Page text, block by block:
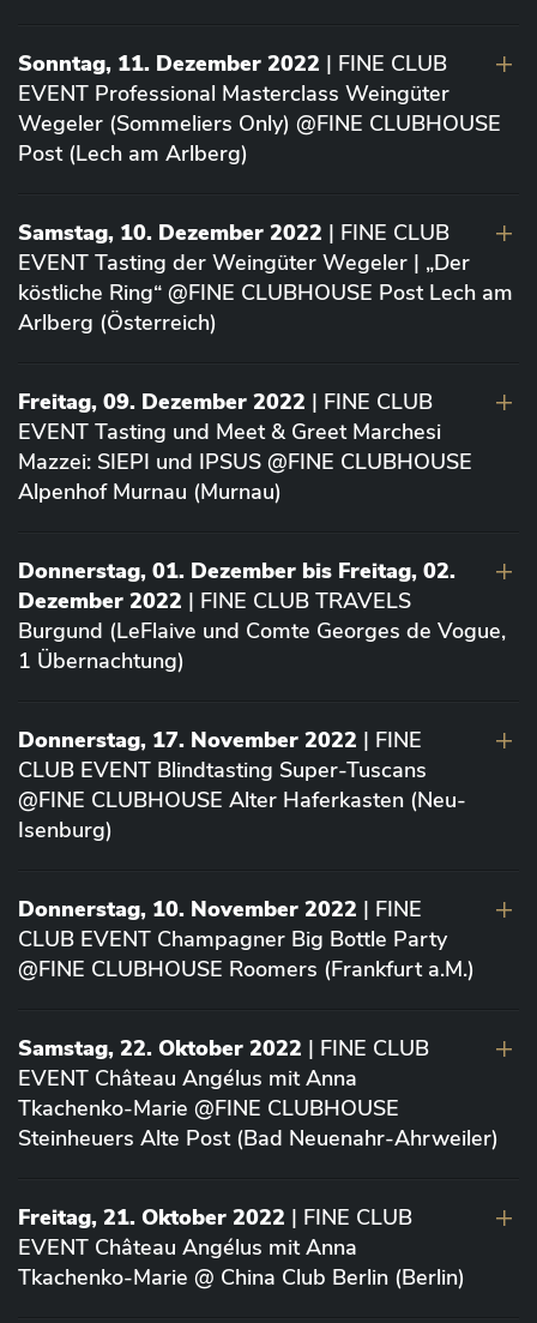
Sonntag, 11. Dezember 2022 | FINE CLUB
EVENT Professional Masterclass Weingüter
Wegeler (Sommeliers Only) @FINE CLUBHOUSE
Post (Lech am Arlberg)
Samstag, 10. Dezember 2022 | FINE CLUB
EVENT Tasting der Weingüter Wegeler | „Der
köstliche Ring“ @FINE CLUBHOUSE Post Lech am
Arlberg (Österreich)
Freitag, 09. Dezember 2022 | FINE CLUB
EVENT Tasting und Meet & Greet Marchesi
Mazzei: SIEPI und IPSUS @FINE CLUBHOUSE
Alpenhof Murnau (Murnau)
Donnerstag, 01. Dezember bis Freitag, 02.
Dezember 2022 | FINE CLUB TRAVELS
Burgund (LeFlaive und Comte Georges de Vogue,
1 Übernachtung)
Donnerstag, 17. November 2022 | FINE
CLUB EVENT Blindtasting Super-Tuscans
@FINE CLUBHOUSE Alter Haferkasten (Neu-
Isenburg)
Donnerstag, 10. November 2022 | FINE
CLUB EVENT Champagner Big Bottle Party
@FINE CLUBHOUSE Roomers (Frankfurt a.M.)
Samstag, 22. Oktober 2022 | FINE CLUB
EVENT Château Angélus mit Anna
Tkachenko-Marie @FINE CLUBHOUSE
Steinheuers Alte Post (Bad Neuenahr-Ahrweiler)
Freitag, 21. Oktober 2022 | FINE CLUB
EVENT Château Angélus mit Anna
Tkachenko-Marie @ China Club Berlin (Berlin)